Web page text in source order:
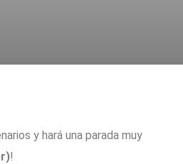
y hará una parada muy
!